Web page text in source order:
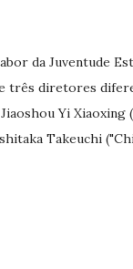
da Juventude
três diretores
Yi Xiaoxing
Takeuchi
o cargo de